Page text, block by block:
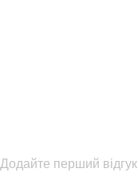
Додайте перший відгук